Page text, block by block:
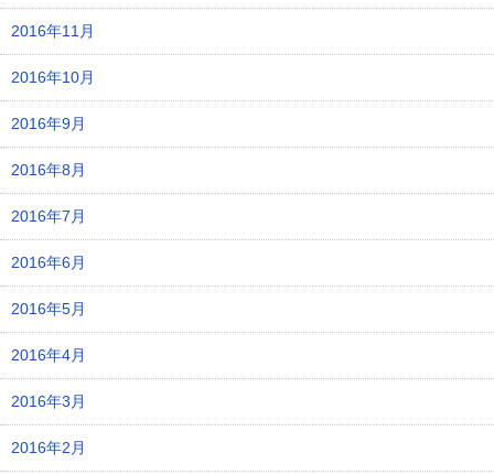
2016年11月
2016年10月
2016年9月
2016年8月
2016年7月
2016年6月
2016年5月
2016年4月
2016年3月
2016年2月